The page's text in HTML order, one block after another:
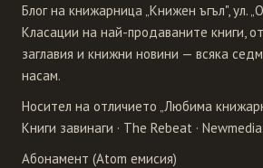
Блог на книжарница „Книжен ъгъл", ул.
Класации на най-продаваните книги,
заглавия и книжни новини — всяка
насам.
Носител на отличието „Любима
Книги завинаги · The Rebeat ·
Абонамент (Atom емисия)